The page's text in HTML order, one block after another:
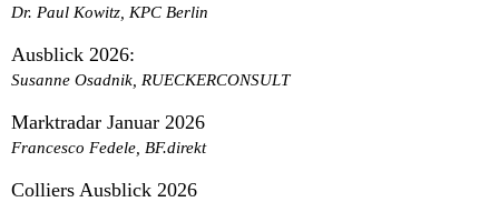
Dr. Paul Kowitz, KPC Berlin
Ausblick 2026:
Susanne Osadnik, RUECKERCONSULT
Marktradar Januar 2026
Francesco Fedele, BF.direkt
Colliers Ausblick 2026